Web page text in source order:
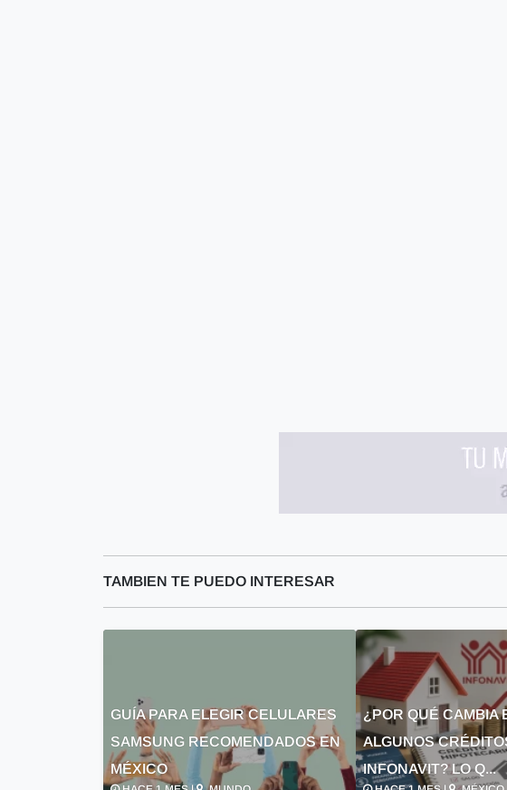
TAMBIEN TE PUEDO INTERESAR
GUÍA PARA ELEGIR CELULARES
SAMSUNG RECOMENDADOS EN
MÉXICO
¿POR QUÉ CAMBIA
ALGUNOS
INFONAVIT? LO Q...